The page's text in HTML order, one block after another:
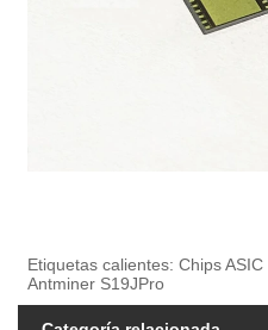
Etiquetas calientes: Chips
Antminer S19JPro